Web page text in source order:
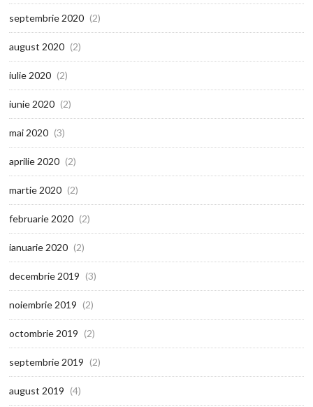
septembrie 2020 (2)
august 2020 (2)
iulie 2020 (2)
iunie 2020 (2)
mai 2020 (3)
aprilie 2020 (2)
martie 2020 (2)
februarie 2020 (2)
ianuarie 2020 (2)
decembrie 2019 (3)
noiembrie 2019 (2)
octombrie 2019 (2)
septembrie 2019 (2)
august 2019 (4)